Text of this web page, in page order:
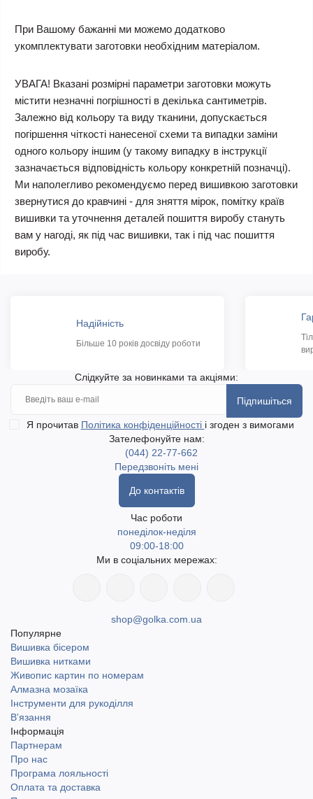
При Вашому бажанні ми можемо додатково
укомплектувати заготовки необхідним матеріалом.
УВАГА! Вказані розмірні параметри заготовки можуть
містити незначні погрішності в декілька сантиметрів.
Залежно від кольору та виду тканини, допускається
погіршення чіткості нанесеної схеми та випадки заміни
одного кольору іншим (у такому випадку в інструкції
зазначається відповідність кольору конкретній позначці).
Ми наполегливо рекомендуємо перед вишивкою заготовки
звернутися до кравчині - для зняття мірок, помітку країв
вишивки та уточнення деталей пошиття виробу стануть
вам у нагоді, як під час вишивки, так і під час пошиття
виробу.
Надійність
Більше 10 років досвіду роботи
Слідкуйте за новинками та акціями:
Підпишіться
Я прочитав Політика конфіденційності і згоден з вимогами
Зателефонуйте нам:
(044) 22-77-662
Передзвоніть мені
До контактів
Час роботи
понеділок-неділя
09:00-18:00
Ми в соціальних мережах:
shop@golka.com.ua
Популярне
Вишивка бісером
Вишивка нитками
Живопис картин по номерам
Алмазна мозаїка
Інструменти для рукоділля
В'язання
Інформація
Партнерам
Про нас
Програма лояльності
Оплата та доставка